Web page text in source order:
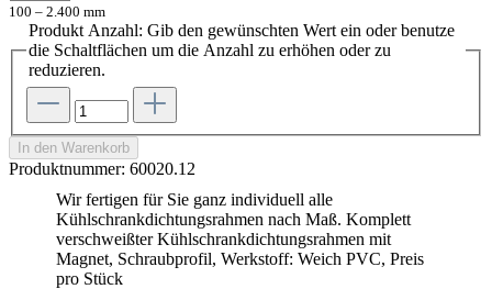
100 – 2.400 mm
Produkt Anzahl: Gib den gewünschten Wert ein oder benutze
die Schaltflächen um die Anzahl zu erhöhen oder zu
reduzieren.
In den Warenkorb
Produktnummer: 60020.12
Wir fertigen für Sie ganz individuell alle
Kühlschrankdichtungsrahmen nach Maß. Komplett
verschweißter Kühlschrankdichtungsrahmen mit
Magnet, Schraubprofil, Werkstoff: Weich PVC, Preis
pro Stück